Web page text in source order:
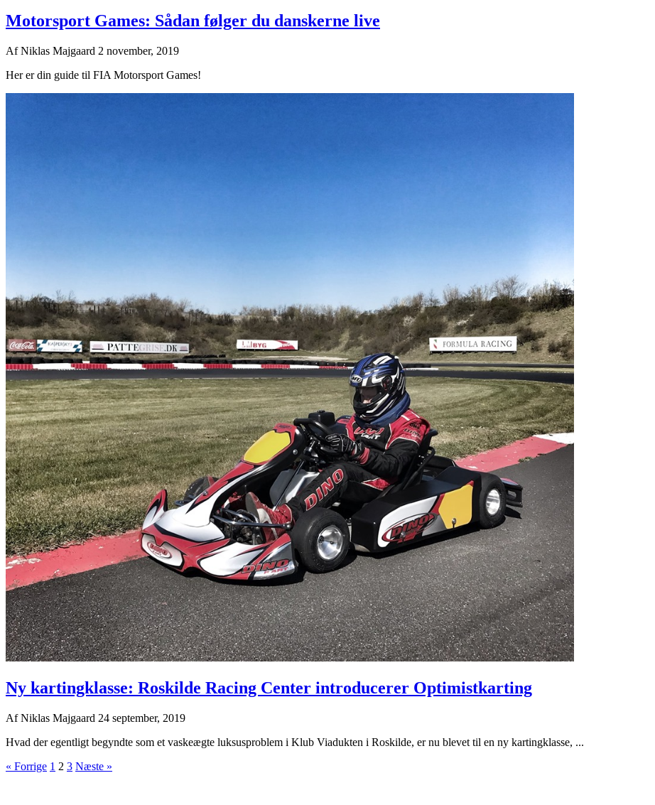
Motorsport Games: Sådan følger du danskerne live
AfNiklas Majgaard 2 november, 2019
Her er din guide til FIA Motorsport Games!
Ny kartingklasse: Roskilde Racing Center introducerer Optimistkarting
AfNiklas Majgaard 24 september, 2019
Hvad der egentligt begyndte som et vaskeægte luksusproblem i Klub Viadukten i Roskilde, er nu blevet til en ny kartingklasse, ...
« Forrige 1 2 3 Næste »